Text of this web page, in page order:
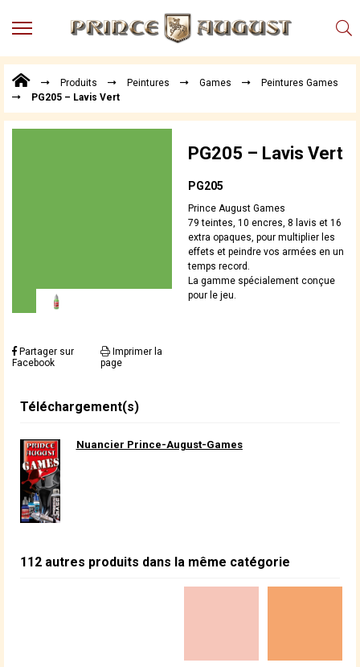
MENU
Points
de
Vente
Produits Peintures Games
Peintures Games
PG205 – Lavis Vert
Partager sur
Facebook
Imprimer la
page
PG205 – Lavis Vert
PG205
Prince August Games
79 teintes, 10 encres, 8 lavis et 16
extra opaques, pour multiplier les
effets et peindre vos armées en un
temps record.
La gamme spécialement conçue
pour le jeu.
Téléchargement(s)
Nuancier Prince-August-Games
112 autres produits dans la même catégorie